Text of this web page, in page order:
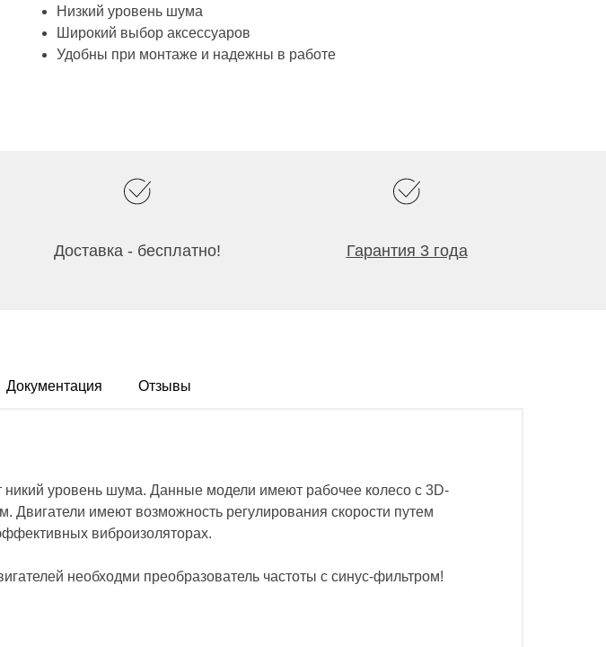
Низкий уровень шума
Широкий выбор аксессуаров
Удобны при монтаже и надежны в работе
Доставка - бесплатно! Гарантия 3 года
Документация Отзывы
уровень шума. Данные модели имеют рабочее колесо с 3D-
имеют возможность регулирования скорости путем
виброизоляторах.
необходми преобразователь частоты с синус-фильтром!